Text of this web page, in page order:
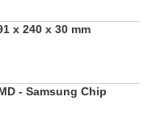
x 240 x 30 mm
- Samsung Chip